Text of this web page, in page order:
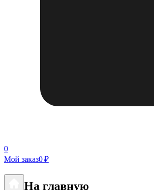
0
Мой заказ0 ₽
На главную